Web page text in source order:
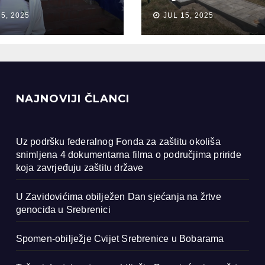
na žrtve
u
2025
Bobarama
JUL 15, 2025
NAJNOVIJI ČLANCI
Uz podršku federalnog Fonda za zaštitu okoliša
snimljena 4 dokumentarna filma o područjima priride
koja zavrjeđuju zaštitu države
U Zavidovićima obilježen Dan sjećanja na žrtve
genocida u Srebrenici
Spomen-obilježje Cvijet Srebrenice u Bobarama